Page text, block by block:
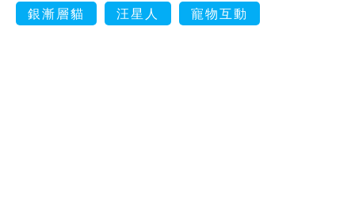
銀漸層貓
汪星人 寵物互動